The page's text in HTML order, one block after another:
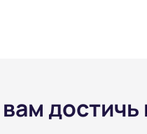
достичь